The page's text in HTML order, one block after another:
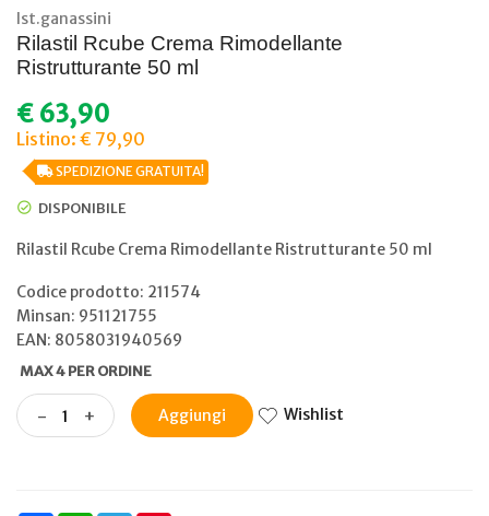
Ist.ganassini
Rilastil Rcube Crema Rimodellante
Ristrutturante 50 ml
€ 63,90
Listino: € 79,90
SPEDIZIONE GRATUITA!
DISPONIBILE
Rilastil Rcube Crema Rimodellante Ristrutturante 50 ml
Codice prodotto: 211574
Minsan: 951121755
EAN: 8058031940569
MAX 4 PER ORDINE
- + Aggiungi Wishlist